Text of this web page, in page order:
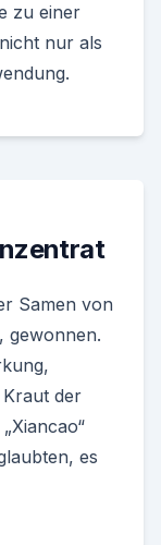
zu einer
nur als
Samen von
gewonnen.
der
es